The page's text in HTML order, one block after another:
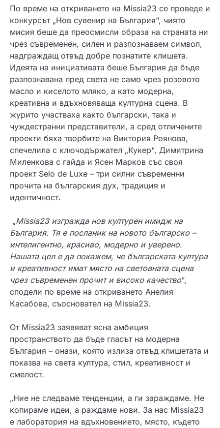
По време на откриването на Missia23 се проведе и
конкурсът „Нов сувенир на България“, чиято
мисия беше да преосмисли образа на страната ни
чрез съвременен, силен и разпознаваем символ,
надграждащ отвъд добре познатите клишета.
Идеята на инициативата беше България да бъде
разпознавана пред света не само чрез розовото
масло и киселото мляко, а като модерна,
креативна и вдъхновяваща културна сцена. В
журито участваха както български, така и
чуждестранни представители, а сред отличените
проекти бяха творбите на Виктория Роянова,
спечелила с ключодържател „Кукер“, Димитрина
Миленкова с гайда и Ясен Марков със своя
проект Selo de Luxe – три силни съвременни
прочита на българския дух, традиция и
идентичност.
„Missia23 изгражда нов културен имидж на
България. Тя е посланик на новото българско –
интелигентно, красиво, модерно и уверено.
Нашата цел е да покажем, че българската култура
и креативност имат място на световната сцена
чрез съвременен прочит и високо качество“,
сподели по време на откриването Анелия
Касабова, съосновател на Missia23.
От Missia23 заявяват ясна амбиция
пространството да бъде гласът на модерна
България – онази, която излиза отвъд клишетата и
показва на света култура, стил, креативност и
смелост.
„Ние не следваме тенденции, а ги зараждаме. Не
копираме идеи, а раждаме нови. За нас Missia23
е лаборатория на вдъхновението, място, където